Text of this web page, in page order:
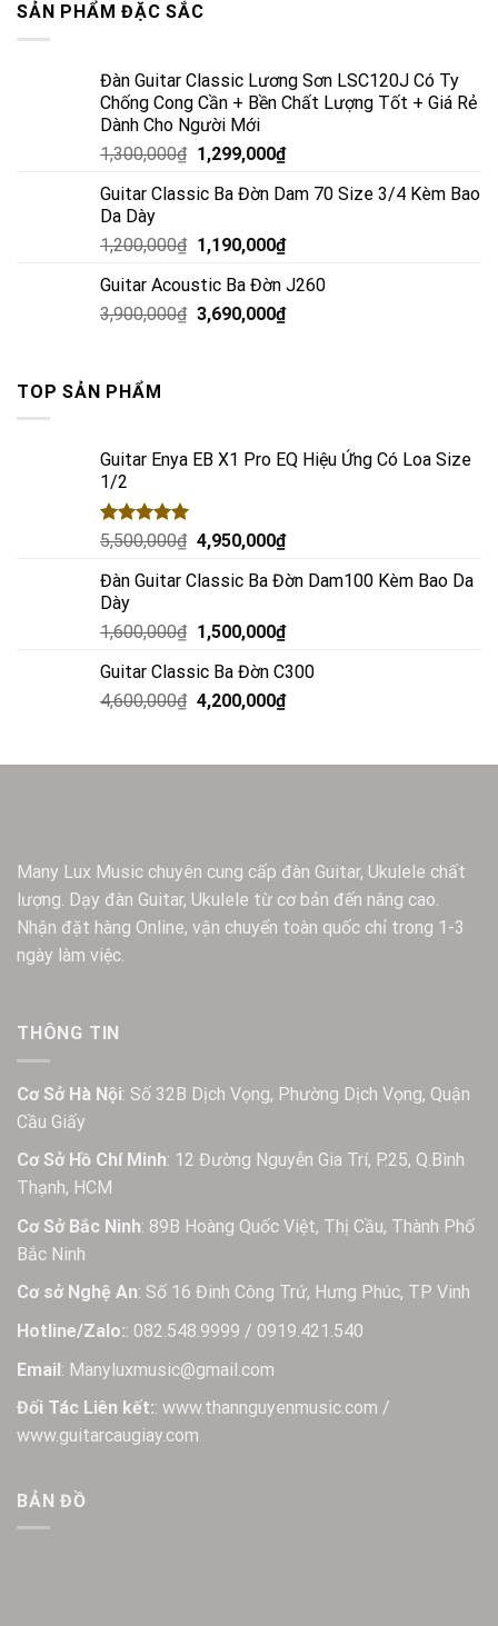
SẢN PHẨM ĐẶC SẮC
Đàn Guitar Classic Lương Sơn LSC120J Có Ty
Chống Cong Cần + Bền Chất Lượng Tốt + Giá Rẻ
Dành Cho Người Mới
1,300,000₫ 1,299,000₫
Guitar Classic Ba Đờn Dam 70 Size 3/4 Kèm Bao
Da Dày
1,200,000₫ 1,190,000₫
Guitar Acoustic Ba Đờn J260
3,900,000₫ 3,690,000₫
TOP SẢN PHẨM
Guitar Enya EB X1 Pro EQ Hiệu Ứng Có Loa Size
1/2
Rated5.00
5,500,000₫ 4,950,000₫
Đàn Guitar Classic Ba Đờn Dam100 Kèm Bao Da
Dày
1,600,000₫ 1,500,000₫
Guitar Classic Ba Đờn C300
4,600,000₫ 4,200,000₫
Many Lux Music chuyên cung cấp đàn Guitar, Ukulele chất
lượng. Dạy đàn Guitar, Ukulele từ cơ bản đến nâng cao.
Nhận đặt hàng Online, vận chuyển toàn quốc chỉ trong 1-3
ngày làm việc.
THÔNG TIN
Cơ Sở Hà Nội: Số 32B Dịch Vọng, Phường Dịch Vọng, Quận
Cầu Giấy
Cơ Sở Hồ Chí Minh: 12 Đường Nguyễn Gia Trí, P.25, Q.Bình
Thạnh, HCM
Cơ Sở Bắc Ninh: 89B Hoàng Quốc Việt, Thị Cầu, Thành Phố
Bắc Ninh
Cơ sở Nghệ An: Số 16 Đinh Công Trứ, Hưng Phúc, TP Vinh
Hotline/Zalo:: 082.548.9999 / 0919.421.540
Email: Manyluxmusic@gmail.com
Đối Tác Liên kết:: www.thannguyenmusic.com /
www.guitarcaugiay.com
BẢN ĐỒ